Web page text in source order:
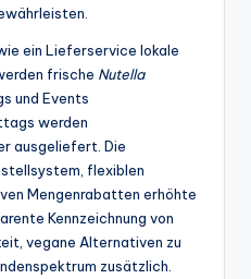
ein Lieferservice lokale
frische Nutella
und Events
werden
ausgeliefert. Die
flexiblen
Mengenrabatten erhöhte
Kennzeichnung von
vegane Alternativen zu
zusätzlich.